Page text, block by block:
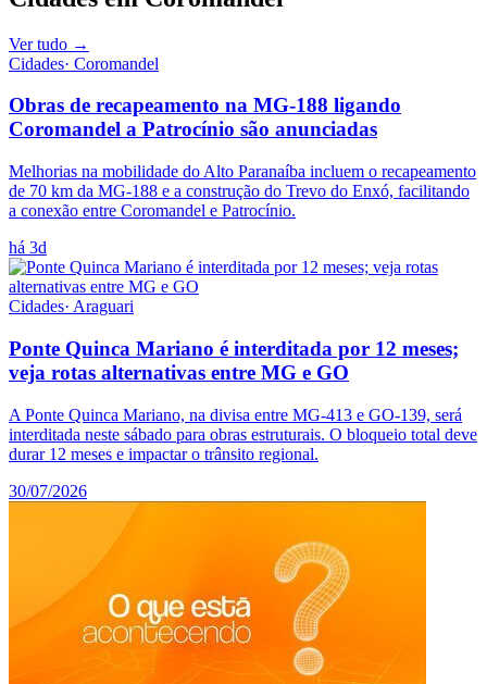
Ver tudo →
Cidades· Coromandel
Obras de recapeamento na MG-188 ligando
Coromandel a Patrocínio são anunciadas
Melhorias na mobilidade do Alto Paranaíba incluem o recapeamento
de 70 km da MG-188 e a construção do Trevo do Enxó, facilitando
a conexão entre Coromandel e Patrocínio.
há 3d
Cidades· Araguari
Ponte Quinca Mariano é interditada por 12 meses;
veja rotas alternativas entre MG e GO
A Ponte Quinca Mariano, na divisa entre MG-413 e GO-139, será
interditada neste sábado para obras estruturais. O bloqueio total deve
durar 12 meses e impactar o trânsito regional.
30/07/2026